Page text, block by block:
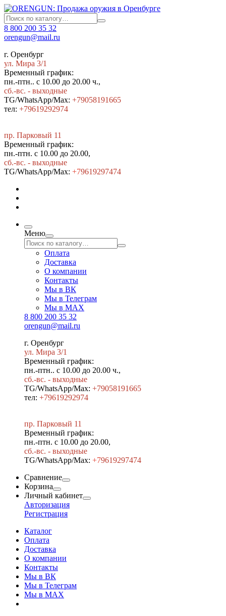
8 800 200 35 32
orengun@mail.ru
г. Оренбург
ул. Мира 3/1
Временный график:
пн.-птн.. с 10.00 до 20.00 ч.,
сб.-вс. - выходные
TG/WhatsApp/Max: +79058191665
тел: +79619292974
пр. Парковый 11
Временный график:
пн.-птн. с 10.00 до 20.00,
сб.-вс. - выходные
TG/WhatsApp/Max: +79619297474
Меню
Оплата
Доставка
О компании
Контакты
Мы в ВК
Мы в Телеграм
Мы в МAX
8 800 200 35 32
orengun@mail.ru
г. Оренбург
ул. Мира 3/1
Временный график:
пн.-птн.. с 10.00 до 20.00 ч.,
сб.-вс. - выходные
TG/WhatsApp/Max: +79058191665
тел: +79619292974
пр. Парковый 11
Временный график:
пн.-птн. с 10.00 до 20.00,
сб.-вс. - выходные
TG/WhatsApp/Max: +79619297474
Сравнение
Корзина
Личный кабинет
Авторизация
Регистрация
Каталог
Оплата
Доставка
О компании
Контакты
Мы в ВК
Мы в Телеграм
Мы в МAX